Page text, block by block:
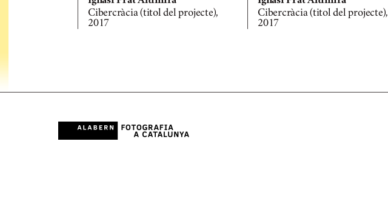
Cibercràcia (titol del projecte),
2017
Cibercràcia (titol del projecte),
2017